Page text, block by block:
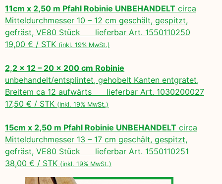
11cm x 2,50 m Pfahl Robinie UNBEHANDELT circa
Mitteldurchmesser 10 – 12 cm geschält, gespitzt,
gefräst, VE80 Stück lieferbar Art. 1550110250
19,00 € / STK (inkl. 19% MwSt.)
2,2 x 12 – 20 x 200 cm Robinie
unbehandelt/entsplintet, gehobelt Kanten entgratet,
Breitem ca 12 aufwärts lieferbar Art. 1030200027
17,50 € / STK (inkl. 19% MwSt.)
15cm x 2,50 m Pfahl Robinie UNBEHANDELT circa
Mitteldurchmesser 13 – 17 cm geschält, gespitzt,
gefräst, VE80 Stück lieferbar Art. 1550110251
38,00 € / STK (inkl. 19% MwSt.)